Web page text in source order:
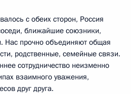
с обеих сторон, Россия
ближайшие союзники,
Нас прочно объединяют общая
родственные, семейные связи.
сотрудничество неизменно
взаимного уважения,
друг друга.